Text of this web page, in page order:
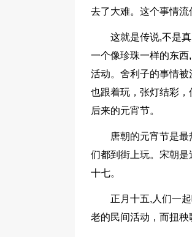
去了大难。这个事情流
这就是传说,不是
一个像珍珠一样的东
活动。舍利子的事情被
也跟着玩，张灯结彩
后来的元宵节。
唐朝的元宵节是
们都到街上玩。宋朝
十七。
正月十五,人们一
老的民间活动，而扭秧